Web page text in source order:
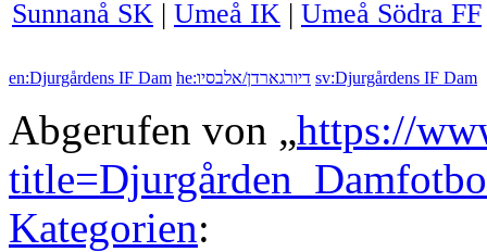
Sunnanå SK | Umeå IK | Umeå Södra FF
en:Djurgårdens IF Dam he:דיורגארדן/אלבסיו sv:Djurgårdens IF Dam
Abgerufen von „https://
Kategorien: